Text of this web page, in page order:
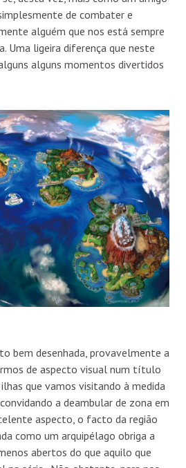
de combater e
alguém que nos está sempre
Uma ligeira diferença que neste
alguns momentos divertidos
bem desenhada, provavelmente a
de aspecto visual num título
que vamos visitando à medida
a deambular de zona em
aspecto, o facto da região
como um arquipélago obriga a
abertos do que aquilo que